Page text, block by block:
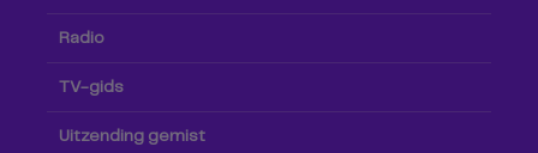
Radio
TV-gids
Uitzending gemist